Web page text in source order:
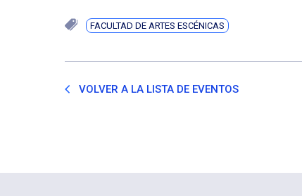
FACULTAD DE ARTES ESCÉNICAS
VOLVER A LA LISTA DE EVENTOS